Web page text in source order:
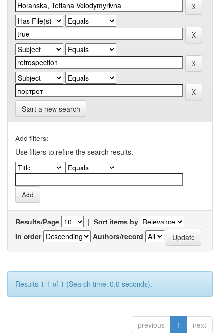
Start a new search
Add filters:
Use filters to refine the search results.
Results/Page | Sort items by
In order
Authors/record
Results 1-1 of 1 (Search time: 0.0 seconds).
previous 1 next